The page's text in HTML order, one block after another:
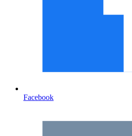
Facebook